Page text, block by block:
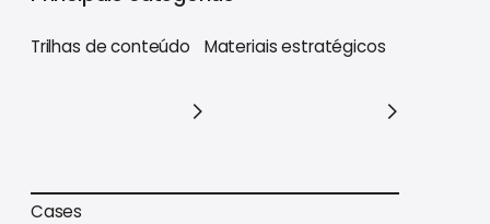
Trilhas de conteúdo
Trilhas de conteúdo
Materiais estratégicos
Cases